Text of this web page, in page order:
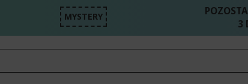
MYSTERY
3